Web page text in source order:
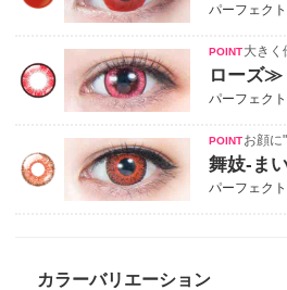
パーフェク
大きく
ローズ≫
パーフェク
お顔に
舞妓-ま
パーフェク
カラーバリエーション